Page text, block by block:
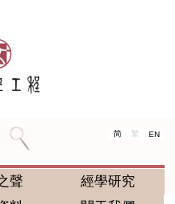
简 繁 EN
聲
經學研究